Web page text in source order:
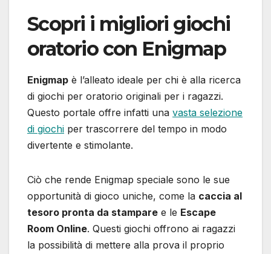
Scopri i migliori giochi
oratorio con Enigmap
Enigmap è l’alleato ideale per chi è alla ricerca
di giochi per oratorio originali per i ragazzi.
Questo portale offre infatti una vasta selezione
di giochi per trascorrere del tempo in modo
divertente e stimolante.
Ciò che rende Enigmap speciale sono le sue
opportunità di gioco uniche, come la caccia al
tesoro pronta da stampare e le Escape
Room Online. Questi giochi offrono ai ragazzi
la possibilità di mettere alla prova il proprio